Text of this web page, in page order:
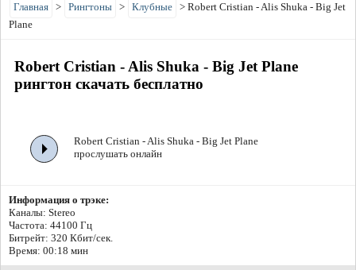
Главная > Рингтоны > Клубные > Robert Cristian - Alis Shuka - Big Jet
Plane
Robert Cristian - Alis Shuka - Big Jet Plane
рингтон скачать бесплатно
Robert Cristian - Alis Shuka - Big Jet Plane
прослушать онлайн
Информация о трэке:
Каналы: Stereo
Частота: 44100 Гц
Битрейт: 320 Кбит/сек.
Время: 00:18 мин